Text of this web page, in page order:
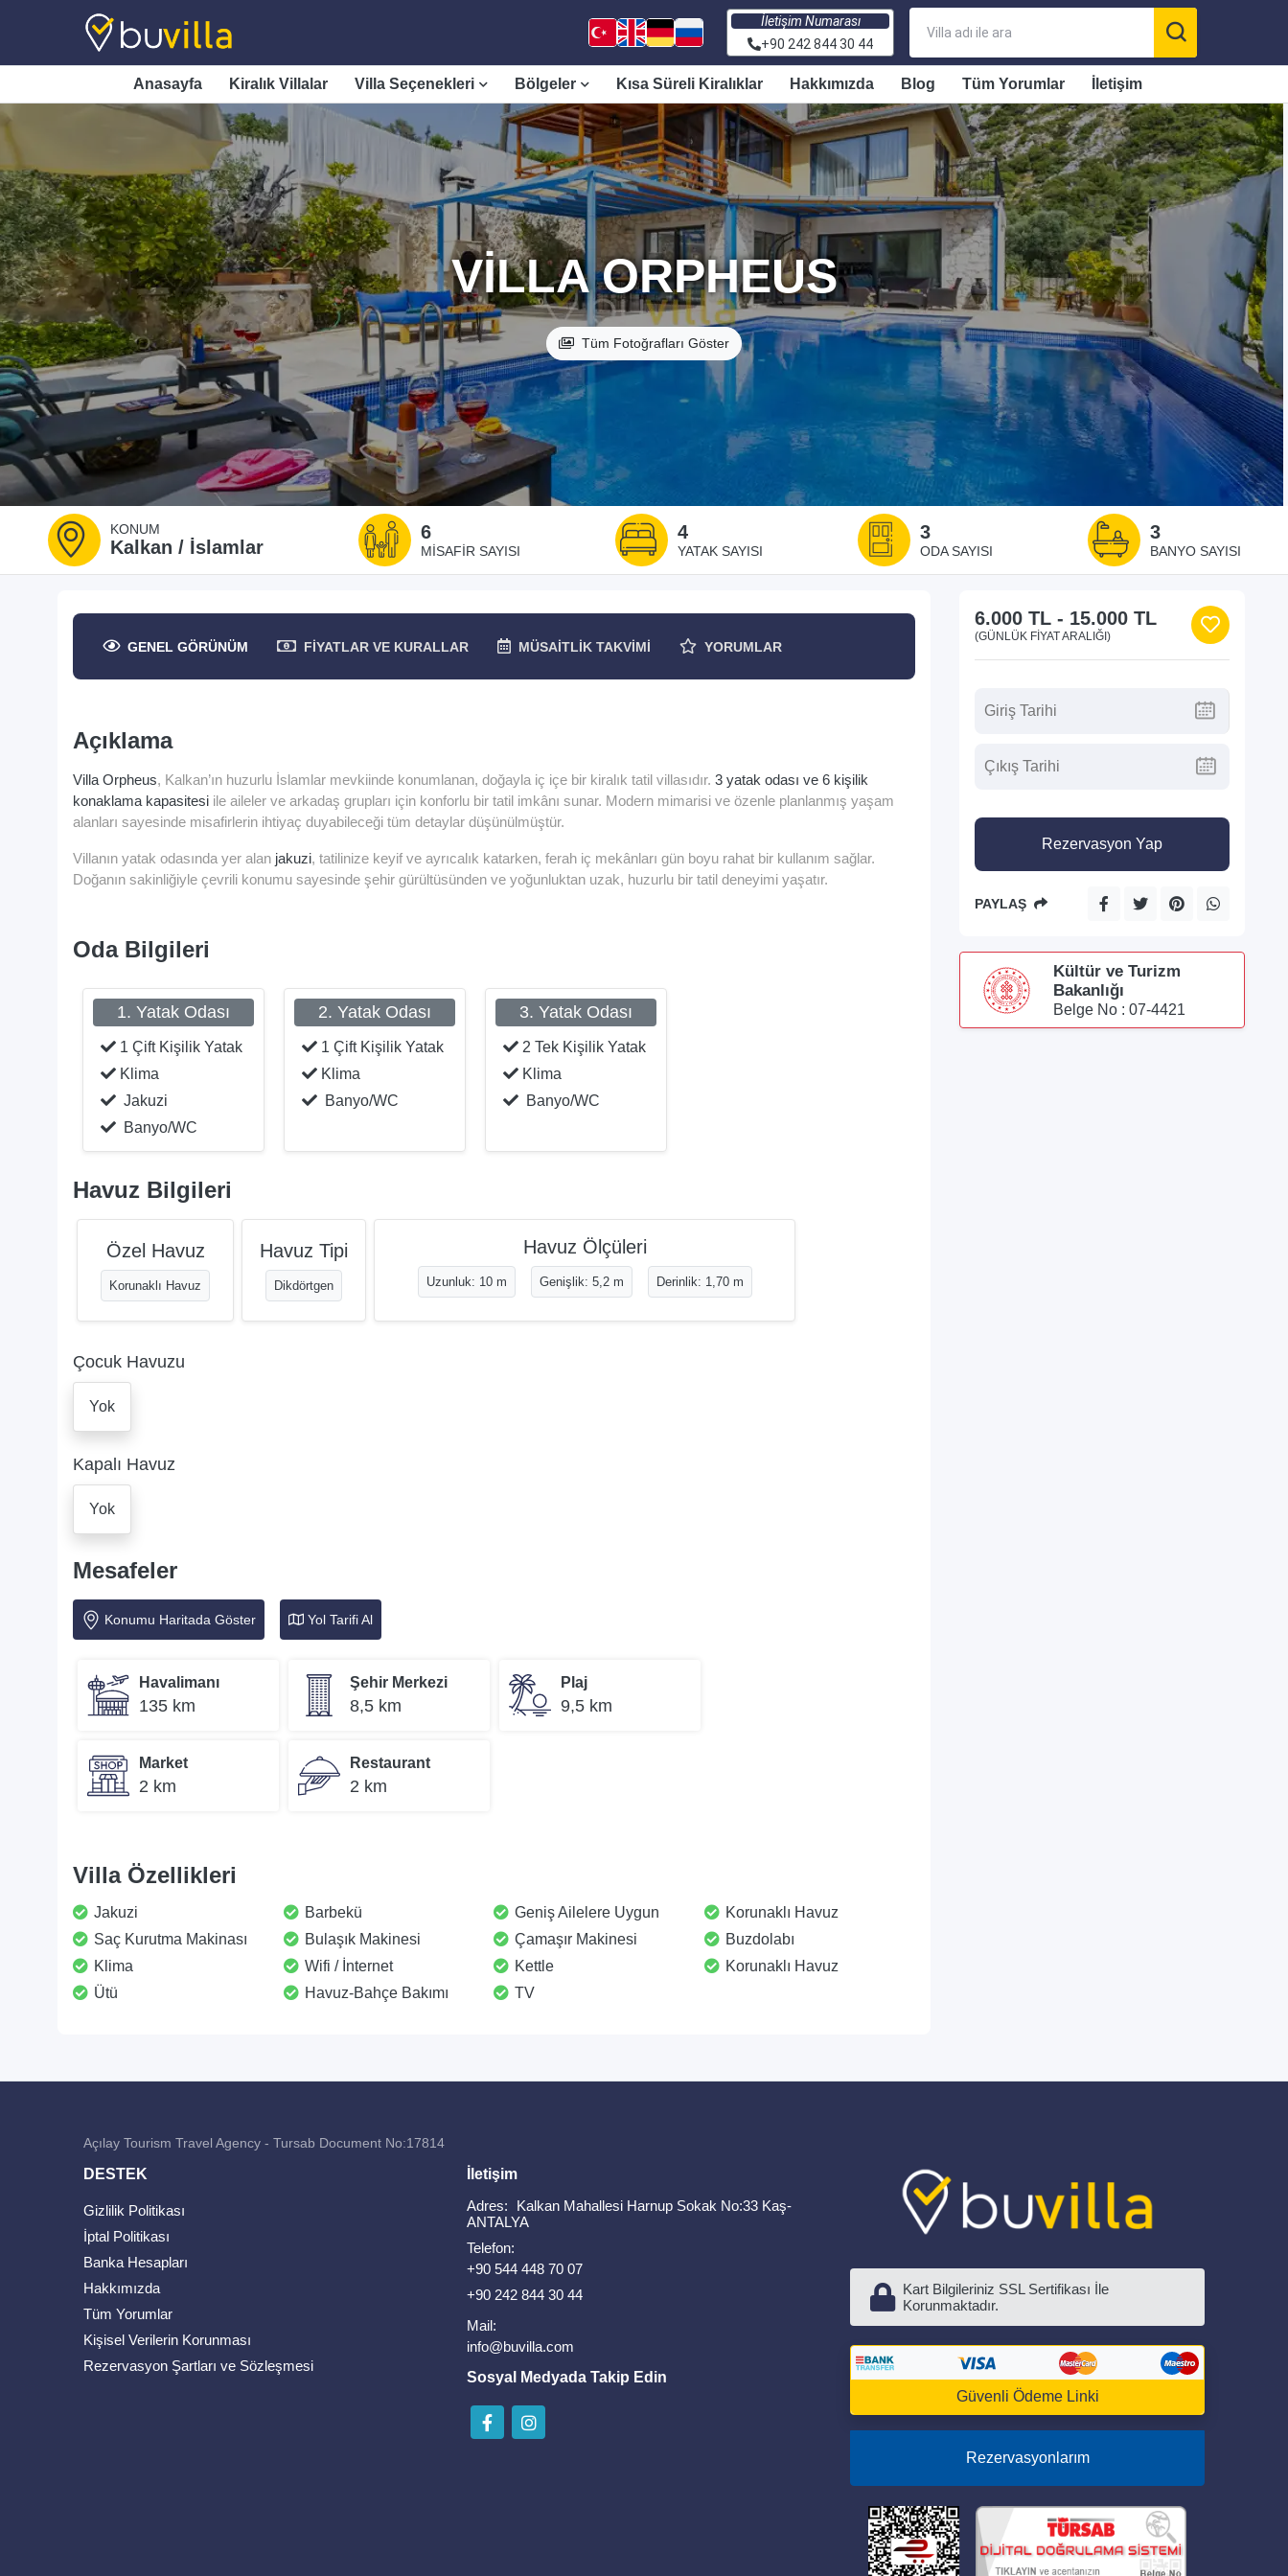
İletişim Numarası
+90 242 844 30 44
Anasayfa Kiralık Villalar Villa Seçenekleri Bölgeler Kısa Süreli Kiralıklar Hakkımızda Blog Tüm Yorumlar İletişim
VILLA ORPHEUS
Tüm Fotoğrafları Göster
KONUM
Kalkan / İslamlar
6
MISAFIR SAYISI
4
YATAK SAYISI
3
ODA SAYISI
3
BANYO SAYISI
GENEL GÖRÜNÜM FIYATLAR VE KURALLAR MÜSAITLIK TAKVIMI YORUMLAR
Açıklama
Villa Orpheus, Kalkan’ın huzurlu İslamlar mevkiinde konumlanan, doğayla iç içe bir kiralık tatil villasıdır. 3 yatak odası ve 6 kişilik
konaklama kapasitesi ile aileler ve arkadaş grupları için konforlu bir tatil imkânı sunar. Modern mimarisi ve özenle planlanmış yaşam
alanları sayesinde misafirlerin ihtiyaç duyabileceği tüm detaylar düşünülmüştür.
Villanın yatak odasında yer alan jakuzi, tatilinize keyif ve ayrıcalık katarken, ferah iç mekânları gün boyu rahat bir kullanım sağlar.
Doğanın sakinliğiyle çevrili konumu sayesinde şehir gürültüsünden ve yoğunluktan uzak, huzurlu bir tatil deneyimi yaşatır.
Oda Bilgileri
1. Yatak Odası
1 Çift Kişilik Yatak
Klima
Jakuzi
Banyo/WC
2. Yatak Odası
1 Çift Kişilik Yatak
Klima
Banyo/WC
3. Yatak Odası
2 Tek Kişilik Yatak
Klima
Banyo/WC
Havuz Bilgileri
Özel Havuz
Korunaklı Havuz
Havuz Tipi
Dikdörtgen
Havuz Ölçüleri
Uzunluk: 10 m Genişlik: 5,2 m Derinlik: 1,70 m
Çocuk Havuzu
Yok
Kapalı Havuz
Yok
Mesafeler
Konumu Haritada Göster Yol Tarifi Al
Havalimanı
135 km
Şehir Merkezi
8,5 km
Plaj
9,5 km
Market
2 km
Restaurant
2 km
Villa Özellikleri
Jakuzi Barbekü Geniş Ailelere Uygun
Korunaklı Havuz
Saç Kurutma Makinası
Bulaşık Makinesi Çamaşır Makinesi
Buzdolabı
Klima
Wifi / İnternet Kettle
Korunaklı Havuz
Ütü
Havuz-Bahçe Bakımı TV
6.000 TL- 15.000 TL
(GÜNLÜK FIYAT ARALIĞI)
Rezervasyon Yap
PAYLAŞ
Kültür ve Turizm
Bakanlığı
Belge No : 07-4421
Açılay Tourism Travel Agency - Tursab Document No:17814
DESTEK
Gizlilik Politikası
İptal Politikası
Banka Hesapları
Hakkımızda
Tüm Yorumlar
Kişisel Verilerin Korunması
Rezervasyon Şartları ve Sözleşmesi
İletişim
Adres:
Kalkan Mahallesi Harnup Sokak No:33 Kaş-
ANTALYA
Telefon:
+90 544 448 70 07
+90 242 844 30 44
Mail:
info@buvilla.com
Sosyal Medyada Takip Edin
Kart Bilgileriniz SSL Sertifikası İle
Korunmaktadır.
Güvenli Ödeme Linki
Rezervasyonlarım